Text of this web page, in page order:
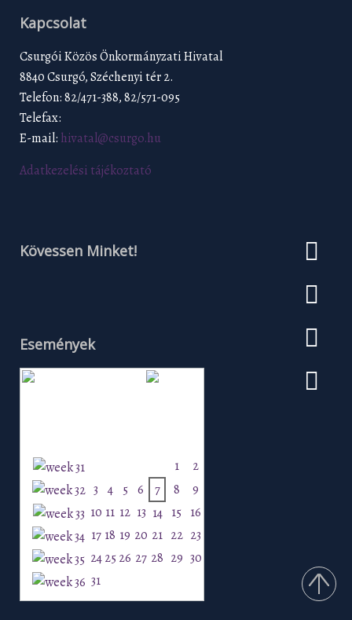
Kapcsolat
Csurgói Közös Önkormányzati Hivatal
8840 Csurgó, Széchenyi tér 2.
Telefon: 82/471-388, 82/571-095
Telefax:
E-mail: hivatal@csurgo.hu
Adatkezelési tájékoztató
Kövessen Minket!
Események
1
2
3 4 5 6 7 8
9
10 11 12 13 14 15 16
17 18 19 20 21 22 23
24 25 26 27 28 29 30
31